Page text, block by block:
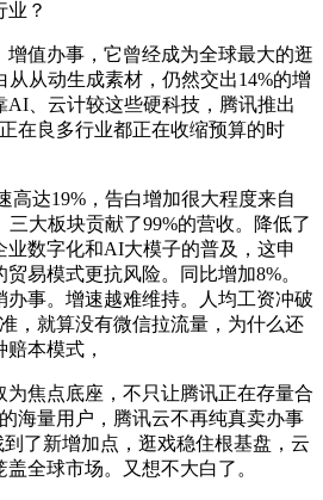
业？
值办事，它曾经成为全球最大的逛
从动生成素材，仍然交出14%的增
AI、云计较这些硬科技，腾讯推出
在良多行业都正在收缩预算的时
达19%，告白增加很大程度来自
大板块贡献了99%的营收。降低了
业数字化和AI大模子的普及，这申
易模式更抗风险。同比增加8%。
事。增速越难维持。人均工资冲破
，就算没有微信拉流量，为什么还
本模式，
焦点底座，不只让腾讯正在存量合
海量用户，腾讯云不再纯真卖办事
了新增加点，逛戏稳住根基盘，云
全球市场。又想不大白了。